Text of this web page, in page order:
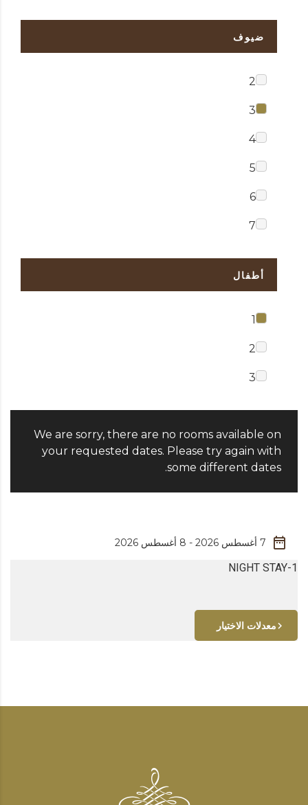
ضيوف
2
3
4
5
6
7
أطفال
1
2
3
We are sorry, there are no rooms available on
your requested dates. Please try again with
some different dates.
1-NIGHT STAY
معدلات الاختيار